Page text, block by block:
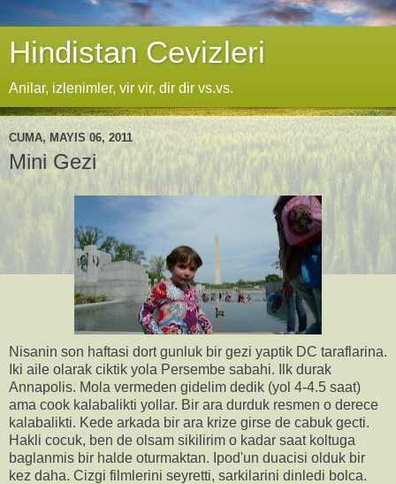
Hindistan Cevizleri
Anilar, izlenimler, vir vir, dir dir vs.vs.
CUMA, MAYIS 06, 2011
Mini Gezi
Nisanin son haftasi dort gunluk bir gezi yaptik DC taraflarina.
Iki aile olarak ciktik yola Persembe sabahi. Ilk durak
Annapolis. Mola vermeden gidelim dedik (yol 4-4.5 saat)
ama cook kalabalikti yollar. Bir ara durduk resmen o derece
kalabalikti. Kede arkada bir ara krize girse de cabuk gecti.
Hakli cocuk, ben de olsam sikilirim o kadar saat koltuga
baglanmis bir halde oturmaktan. Ipod'un duacisi olduk bir
kez daha. Cizgi filmlerini seyretti, sarkilarini dinledi bolca.